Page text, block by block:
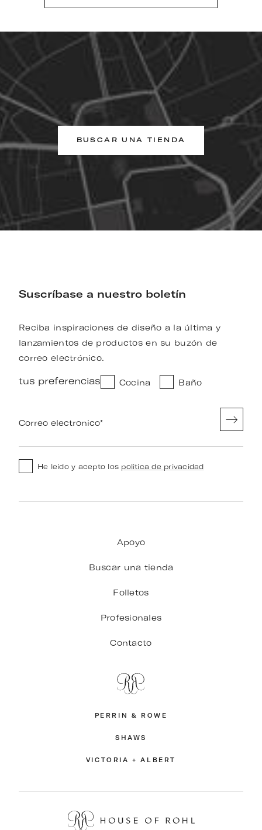
BUSCAR UNA TIENDA
Suscríbase a nuestro boletín
Reciba inspiraciones de diseño a la última y
lanzamientos de productos en su buzón de
correo electrónico.
tus preferencias Cocina Baño
Correo electronico*
He leído y acepto los politica de privacidad
Apoyo
Buscar una tienda
Folletos
Profesionales
Contacto
PERRIN & ROWE
SHAWS
VICTORIA + ALBERT